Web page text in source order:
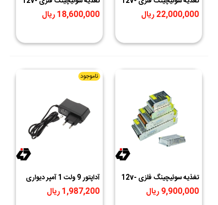
30A
22,000,000 ریال
20A
18,600,000 ریال
تغذیه سوئیچینگ فلزی 12v-
10A
9,900,000 ریال
ناموجود
آداپتور 9 ولت 1 آمپر دیواری
9V-1A
1,987,200 ریال